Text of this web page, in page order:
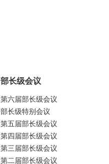
部长级会议
第六届部长级会议
部长级特别会议
第五届部长级会议
第四届部长级会议
第三届部长级会议
第二届部长级会议